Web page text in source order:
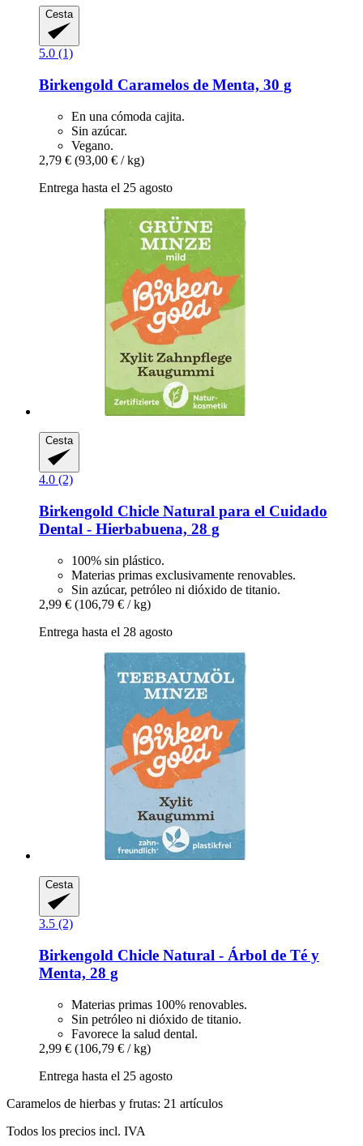
Cesta
5.0 (1)
Birkengold Caramelos de Menta, 30 g
En una cómoda cajita.
Sin azúcar.
Vegano.
2,79 € (93,00 € / kg)
Entrega hasta el 25 agosto
Cesta
4.0 (2)
Birkengold Chicle Natural para el Cuidado
Dental -​ Hierbabuena, 28 g
100% sin plástico.
Materias primas exclusivamente renovables.
Sin azúcar, petróleo ni dióxido de titanio.
2,99 € (106,79 € / kg)
Entrega hasta el 28 agosto
Cesta
3.5 (2)
Birkengold Chicle Natural -​ Árbol de Té y
Menta, 28 g
Materias primas 100% renovables.
Sin petróleo ni dióxido de titanio.
Favorece la salud dental.
2,99 € (106,79 € / kg)
Entrega hasta el 25 agosto
Caramelos de hierbas y frutas: 21 artículos
Todos los precios incl. IVA